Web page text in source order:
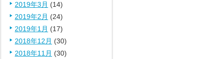
2019年3月 (14)
2019年2月 (24)
2019年1月 (17)
2018年12月 (30)
2018年11月 (30)